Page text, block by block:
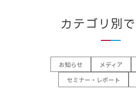
カテゴリ別
お知らせ メディア
セミナー・レポート